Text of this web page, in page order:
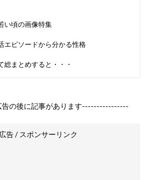
い頃の画像特集
エピソードから分かる性格
総まとめすると・・・
の後に記事があります----------------
広告 / スポンサーリンク